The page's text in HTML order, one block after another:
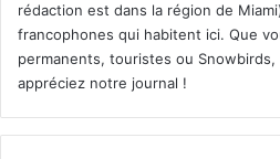
rédaction est dans la région de
francophones qui habitent ici. Que
permanents, touristes ou
appréciez notre journal !